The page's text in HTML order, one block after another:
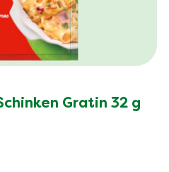
Gratin 32 g